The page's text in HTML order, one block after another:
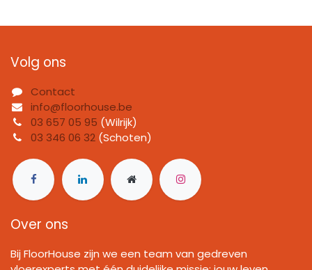
Volg ons
Contact
info@floorhouse.be
03 657 05 95 (Wilrijk)
03 346 06 32 (Schoten)
Over ons
Bij FloorHouse zijn we een team van gedreven